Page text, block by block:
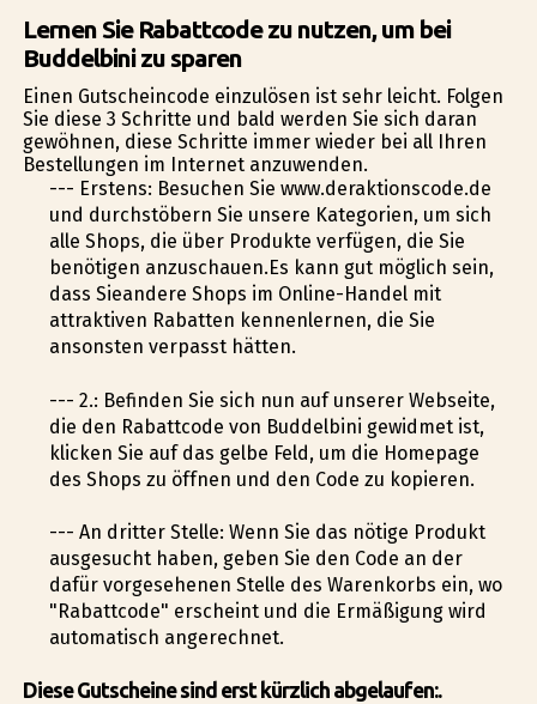
Lernen Sie Rabattcode zu nutzen, um bei
Buddelbini zu sparen
Einen Gutscheincode einzulösen ist sehr leicht. Folgen
Sie diese 3 Schritte und bald werden Sie sich daran
gewöhnen, diese Schritte immer wieder bei all Ihren
Bestellungen im Internet anzuwenden.
--- Erstens: Besuchen Sie www.deraktionscode.de
und durchstöbern Sie unsere Kategorien, um sich
alle Shops, die über Produkte verfügen, die Sie
benötigen anzuschauen.Es kann gut möglich sein,
dass Sieandere Shops im Online-Handel mit
attraktiven Rabatten kennenlernen, die Sie
ansonsten verpasst hätten.
--- 2.: Befinden Sie sich nun auf unserer Webseite,
die den Rabattcode von Buddelbini gewidmet ist,
klicken Sie auf das gelbe Feld, um die Homepage
des Shops zu öffnen und den Code zu kopieren.
--- An dritter Stelle: Wenn Sie das nötige Produkt
ausgesucht haben, geben Sie den Code an der
dafür vorgesehenen Stelle des Warenkorbs ein, wo
"Rabattcode" erscheint und die Ermäßigung wird
automatisch angerechnet.
Diese Gutscheine sind erst kürzlich abgelaufen:.